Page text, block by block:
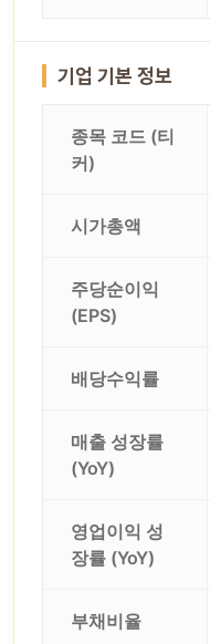
기업 기본 정보
종목 코드 (티
커)
시가총액
주당순이익
(EPS)
배당수익률
매출 성장률
(YoY)
영업이익 성
장률 (YoY)
부채비율